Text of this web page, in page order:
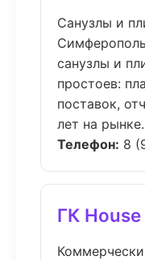
Санузлы и
Симферополь
санузлы и
простоев:
поставок,
лет на
Телефон: 8
ГК